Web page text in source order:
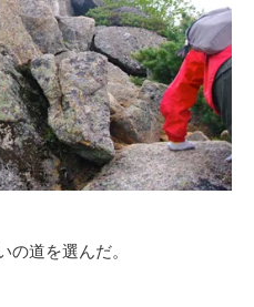
の道を選んだ。